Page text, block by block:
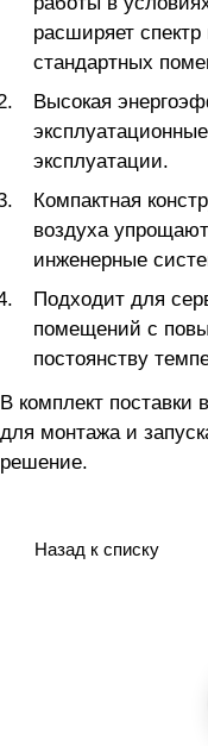
расширяет
стандартных
Высокая
эксплуатации.
Компактная
воздуха
инженерные
Подходит для
помещений с
постоянству
В комплект
для монтажа и
решение.
Назад к списку